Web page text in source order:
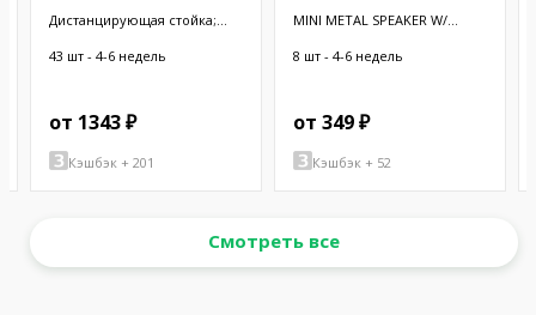
Дистанцирующая стойка;
латунь; никель
43 шт - 4-6 недель
от 1343 ₽
Кэшбэк + 201
MINI METAL SPEAKER W/
8 шт - 4-6 недель
от 349 ₽
Кэшбэк + 52
Смотреть все